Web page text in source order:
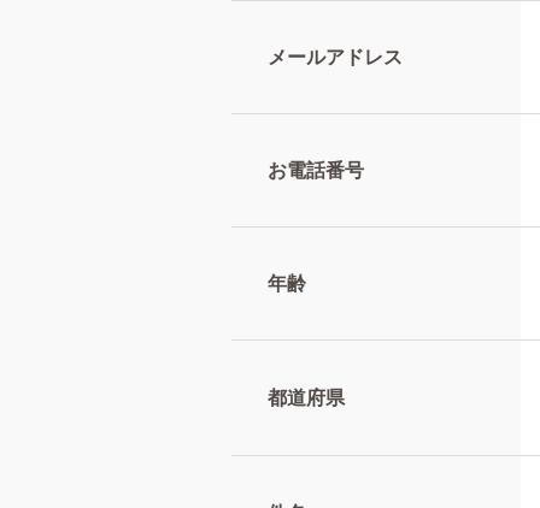
メールアドレス
お電話番号
年齢
都道府県